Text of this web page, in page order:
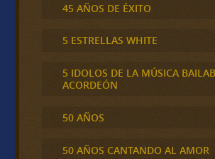
45 AÑOS DE ÉXITO
5 ESTRELLAS WHITE
5 IDOLOS DE LA MÚSICA
ACORDEÓN
50 AÑOS
50 AÑOS CANTANDO AL AMOR